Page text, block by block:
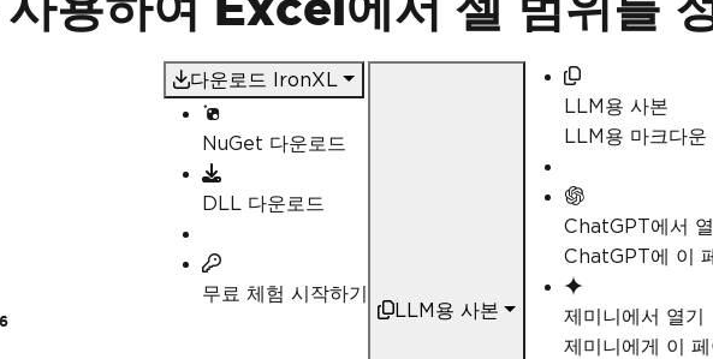
다운로드 IronXL
NuGet 다운로드
DLL 다운로드
무료 체험 시작하기
LLM용 사본
LLM용 사본
LLM용 마크다운
ChatGPT에서
ChatGPT에 이
제미니에서 열기
제미니에게 이